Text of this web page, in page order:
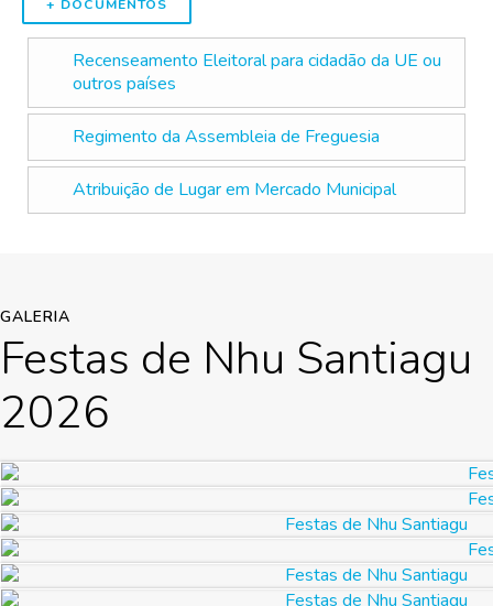
+ DOCUMENTOS
Recenseamento Eleitoral para cidadão da UE ou
outros países
Regimento da Assembleia de Freguesia
Atribuição de Lugar em Mercado Municipal
GALERIA
Festas de Nhu Santiagu
2026